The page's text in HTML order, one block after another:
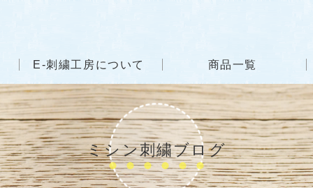
E-刺繍工房について 商品一覧
ミシン刺繍ブログ